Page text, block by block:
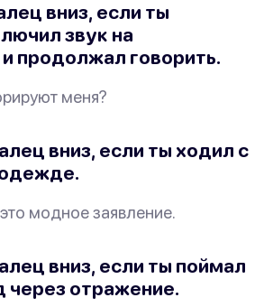
вниз, если ты
звук на
продолжал говорить.
меня?
вниз, если ты ходил с
модное заявление.
вниз, если ты поймал
через отражение.